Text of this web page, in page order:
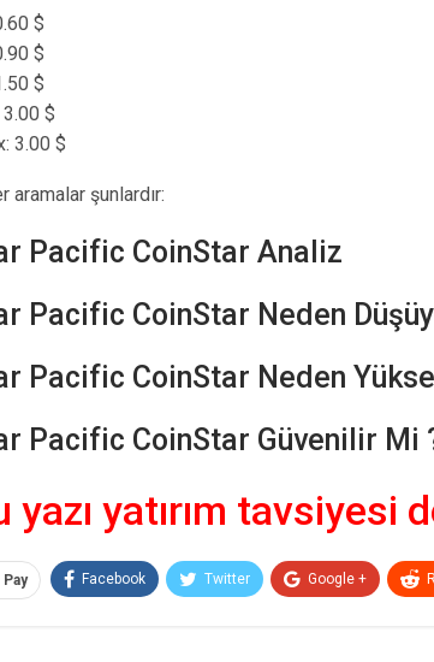
$
$
$
$
3.00 $
aramalar şunlardır:
Pacific CoinStar Analiz
Pacific CoinStar Neden
Pacific CoinStar Neden
Pacific CoinStar Güvenilir Mi
yazı yatırım tavsiyesi
Pay Facebook Twitter Google +